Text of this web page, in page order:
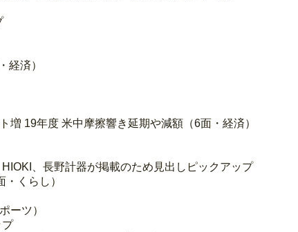
経済）
19年度 米中摩擦響き延期や減額（6面・経済）
、長野計器が掲載のため見出しピックアップ
くらし）
ーツ）
プ